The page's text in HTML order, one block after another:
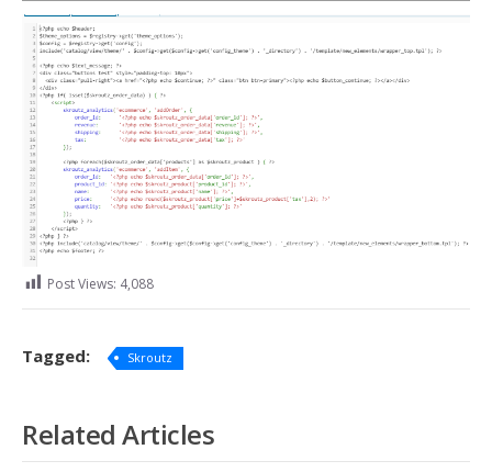
Post Views: 4,088
Tagged: Skroutz
Related Articles